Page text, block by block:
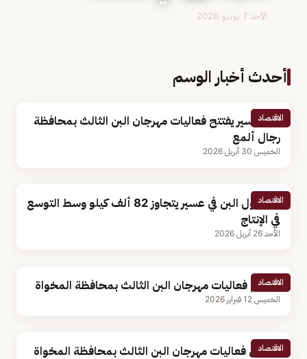
الأحد 7 يونيو 2026
أحدث أخبار الوسم
الاقتصاد
أمير عسير يفتتح فعاليات مهرجان البن الثالث بمحافظة
رجال ألمع
الخميس 30 أبريل 2026
الاقتصاد
محصول البن في عسير يتجاوز 82 ألف كيلو وسط التوسع
في الإنتاج
الأحد 26 أبريل 2026
الاقتصاد
اختتام فعاليات مهرجان البن الثالث بمحافظة المخواة
الخميس 12 فبراير 2026
الاقتصاد
انطلاق فعاليات مهرجان البن الثالث بمحافظة المخواة